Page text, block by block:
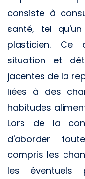
consiste à
santé, tel
plasticien. Ce
situation et
jacentes de la
liées à des
habitudes
Lors de la
d'aborder
compris les
les éventuels